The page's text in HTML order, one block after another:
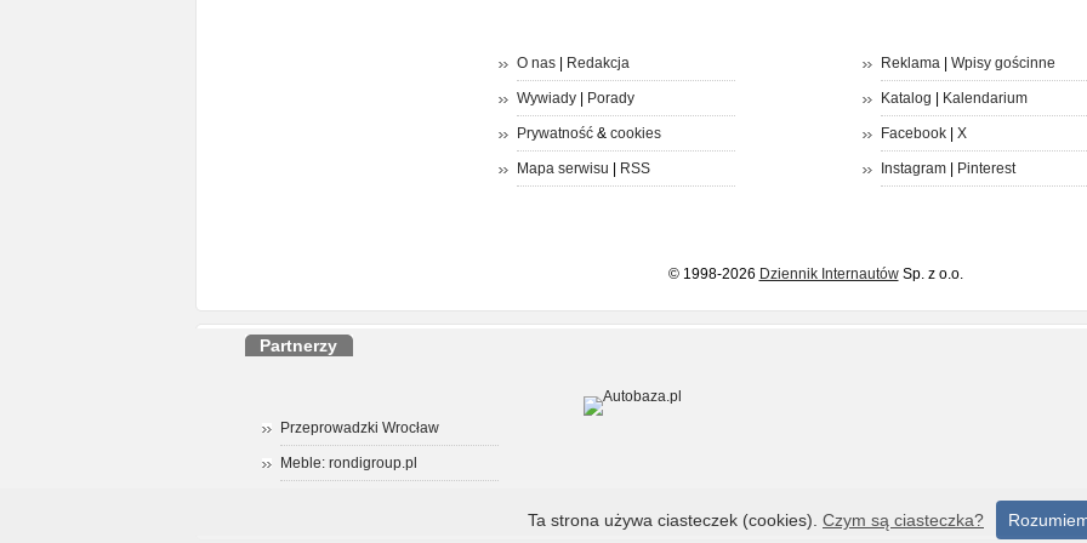
O nas| Redakcja
Wywiady| Porady
Prywatność& cookies
Mapa serwisu RSS
Reklama| Wpisy gościnne
Katalog Kalendarium
Facebook| X
Instagram| Pinterest
© 1998-2026 Dziennik InternautówSp. z o.o.
Partnerzy
Przeprowadzki Wrocław
Meble: rondigroup.pl
Ta strona używa ciasteczek (cookies). Czym są ciasteczka?